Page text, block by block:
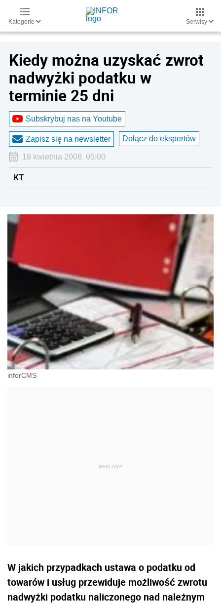
Kategorie Serwisy
Kiedy można uzyskać zwrot
nadwyżki podatku w
terminie 25 dni
Subskrybuj nas na Youtube
Zapisz się na newsletter Dołącz do ekspertów
18 kwietnia 2008, 05:00
KT
inforCMS
W jakich przypadkach ustawa o podatku od
towarów i usług przewiduje możliwość zwrotu
nadwyżki podatku naliczonego nad należnym